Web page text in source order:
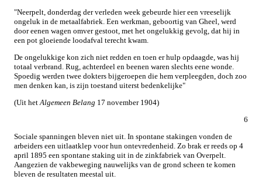
"Neerpelt, donderdag der verleden week gebeurde hier een vreeselijk
ongeluk in de metaalfabriek. Een werkman, geboortig van Gheel, werd
door eenen wagen omver gestoot, met het ongelukkig gevolg, dat hij in
een pot gloeiende loodafval terecht kwam.
De ongelukkige kon zich niet redden en toen er hulp opdaagde, was hij
totaal verbrand. Rug, achterdeel en beenen waren slechts eene wonde.
Spoedig werden twee dokters bijgeroepen die hem verpleegden, doch zoo
men denken kan, is zijn toestand uiterst bedenkelijke"
(Uit hetAlgemeen Belang 17 november 1904)
6
Sociale spanningen bleven niet uit. In spontane stakingen vonden de
arbeiders een uitlaatklep voor hun ontevredenheid. Zo brak er reeds op 4
april 1895 een spontane staking uit in de zinkfabriek van Overpelt.
Aangezien de vakbeweging nauwelijks van de grond scheen te komen
bleven de resultaten meestal uit.